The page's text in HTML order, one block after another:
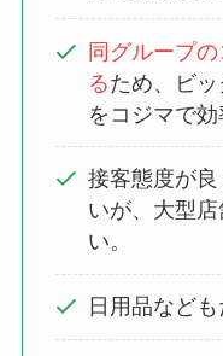
同グループ
るため、ビ
をコジマで
接客態度が
いが、大型
い。
日用品など